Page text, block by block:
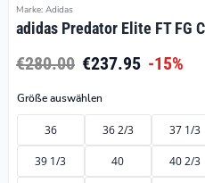
Marke: Adidas
adidas Predator Elite FT FG
€280.00 €237.95 -15%
Größe auswählen
36 36 2/3 37 1/3
39 1/3 40 40 2/3